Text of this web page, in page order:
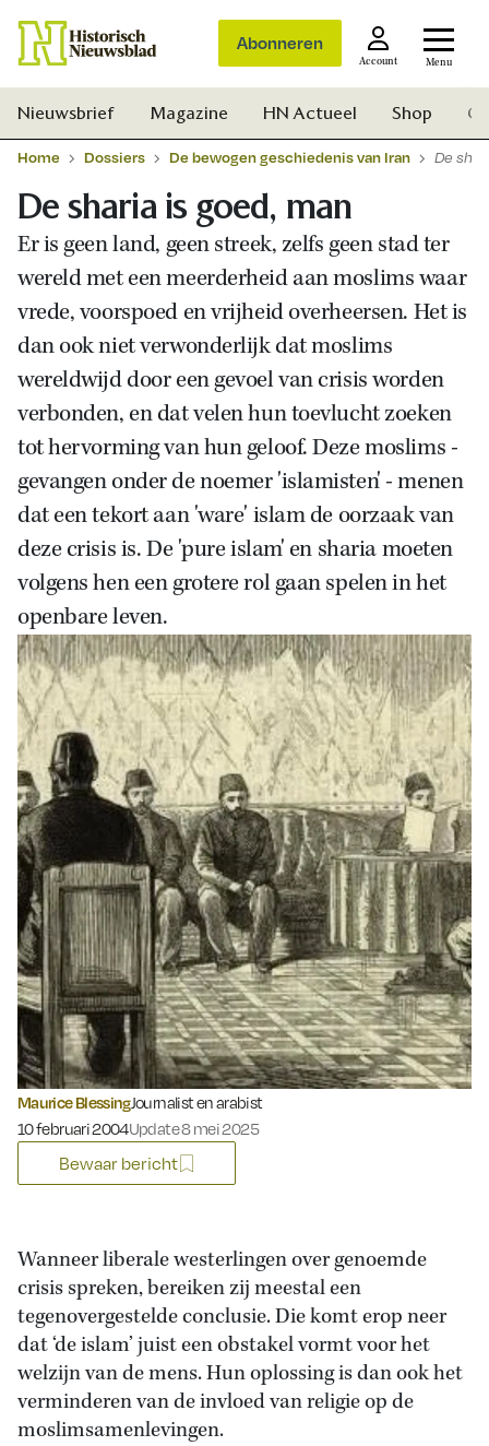
Abonneren
Account Menu
Zoek
Nieuwsbrief Magazine HN Actueel Shop
Home Dossiers De bewogen geschiedenis van Iran De
De sharia is goed, man
Er is geen land, geen streek, zelfs geen stad ter
wereld met een meerderheid aan moslims waar
vrede, voorspoed en vrijheid overheersen. Het is
dan ook niet verwonderlijk dat moslims
wereldwijd door een gevoel van crisis worden
verbonden, en dat velen hun toevlucht zoeken
tot hervorming van hun geloof. Deze moslims -
gevangen onder de noemer 'islamisten' - menen
dat een tekort aan 'ware' islam de oorzaak van
deze crisis is. De 'pure islam' en sharia moeten
volgens hen een grotere rol gaan spelen in het
openbare leven.
Maurice BlessingJournalist en arabist
Gepubliceerd op:
10 februari 2004Update 8 mei 2025
Bewaar bericht
Wanneer liberale westerlingen over genoemde
crisis spreken, bereiken zij meestal een
tegenovergestelde conclusie. Die komt erop neer
dat ‘de islam’ juist een obstakel vormt voor het
welzijn van de mens. Hun oplossing is dan ook het
verminderen van de invloed van religie op de
moslimsamenlevingen.